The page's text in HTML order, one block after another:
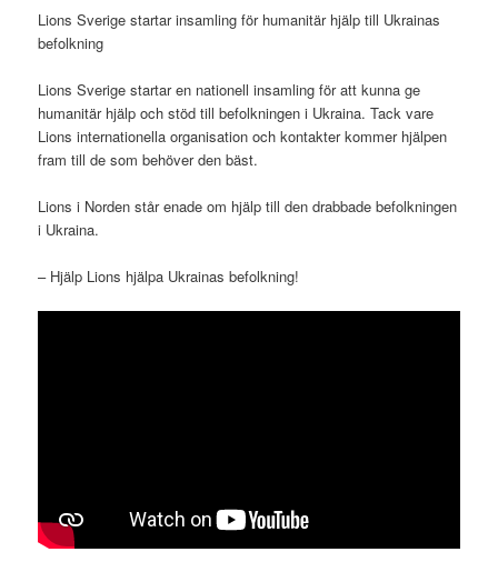
Lions Sverige startar insamling för humanitär hjälp till Ukrainas
befolkning
Lions Sverige startar en nationell insamling för att kunna ge
humanitär hjälp och stöd till befolkningen i Ukraina. Tack vare
Lions internationella organisation och kontakter kommer hjälpen
fram till de som behöver den bäst.
Lions i Norden står enade om hjälp till den drabbade befolkningen
i Ukraina.
– Hjälp Lions hjälpa Ukrainas befolkning!